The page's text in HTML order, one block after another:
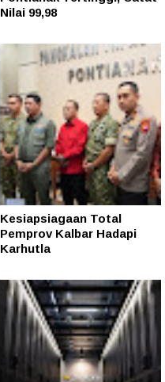
Nilai 99,98
Kesiapsiagaan Total
Pemprov Kalbar Hadapi
Karhutla